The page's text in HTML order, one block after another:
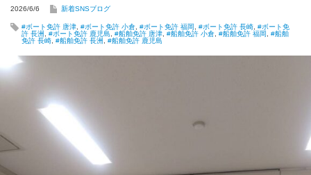
2026/6/6 新着SNSブログ
#ボート免許 唐津 #ボート免許 小倉 #ボート免許 福岡 #ボート免許 長崎 #ボート免
許 長洲
#ボート免許 鹿児島 #船舶免許 唐津 #船舶免許 小倉 #船舶免許 福岡
#船舶
免許 長崎 #船舶免許 長洲 #船舶免許 鹿児島